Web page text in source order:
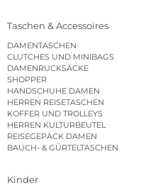
Taschen & Accessoires
DAMENTASCHEN
CLUTCHES UND MINIBAGS
DAMENRUCKSÄCKE
SHOPPER
HANDSCHUHE DAMEN
HERREN REISETASCHEN
KOFFER UND TROLLEYS
HERREN KULTURBEUTEL
REISEGEPÄCK DAMEN
BAUCH- & GÜRTELTASCHEN
Kinder